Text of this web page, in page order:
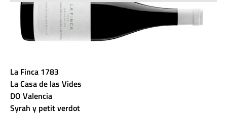
La Finca 1783
La Casa de las Vides
DO Valencia
Syrah y petit verdot